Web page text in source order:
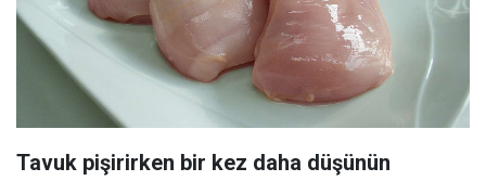
Tavuk pişirirken bir kez daha düşünün